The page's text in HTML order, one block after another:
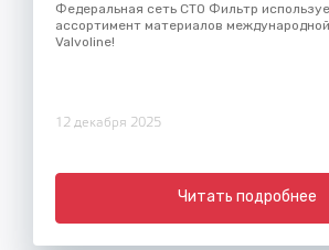
Федеральная сеть СТО Фильтр
ассортимент материалов
Valvoline!
12 декабря 2025
Читать подробнее